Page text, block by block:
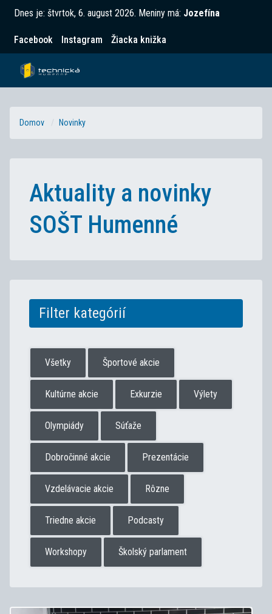
Dnes je: štvrtok, 6. august 2026. Meniny má: Jozefína
Facebook Instagram Žiacka knižka
Domov Novinky
Aktuality a novinky
SOŠT Humenné
Filter kategórií
Všetky Športové akcie
Kultúrne akcie Exkurzie Výlety
Olympiády Súťaže
Dobročinné akcie Prezentácie
Vzdelávacie akcie Rôzne
Triedne akcie Podcasty
Workshopy Školský parlament